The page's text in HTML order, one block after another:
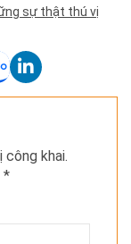
sự thật thú vị
công khai.
*